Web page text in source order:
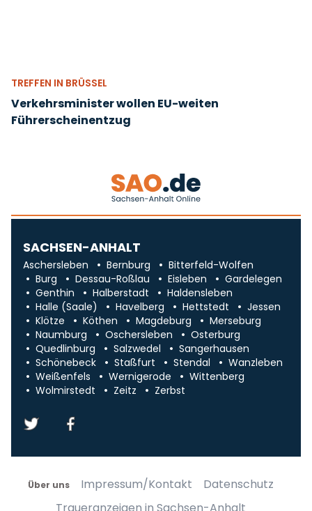
TREFFEN IN BRÜSSEL
Verkehrsminister wollen EU-weiten
Führerscheinentzug
SACHSEN-ANHALT
Aschersleben Bernburg
Bitterfeld-Wolfen
Burg
Dessau-Roßlau Eisleben
Gardelegen
Genthin
Halberstadt
Haldensleben
Halle (Saale)
Havelberg Hettstedt
Jessen
Klötze
Köthen Magdeburg
Merseburg
Naumburg
Oschersleben
Osterburg
Quedlinburg
Salzwedel
Sangerhausen
Schönebeck
Staßfurt Stendal
Wanzleben
Weißenfels
Wernigerode
Wittenberg
Wolmirstedt
Zeitz Zerbst
Über uns Impressum/Kontakt
Datenschutz